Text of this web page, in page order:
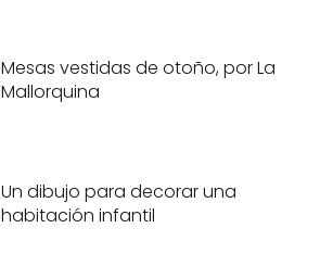
Mesas vestidas de otoño, por La
Mallorquina
Un dibujo para decorar una
habitación infantil